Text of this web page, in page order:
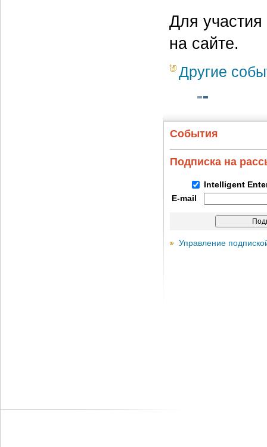
Для участия
на сайте.
Другие
События
Подписка на
Intelligent
E-mail
Управление